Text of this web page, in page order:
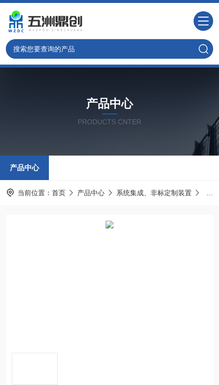
产品中心
PRODUCTS CNTER
产品中心
当前位置： 首页 产品中心 系统集成、非标定制装置